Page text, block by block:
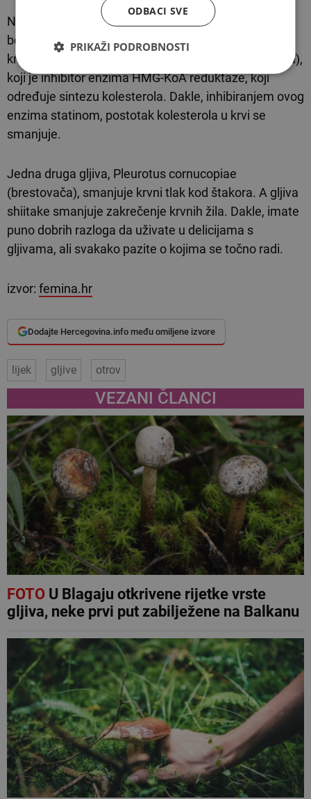
Neke vrste gljiva također štite i od kardiovaskularnih
bolesti, kao npr. gljiva Pleurotus eryngii (Poljska
krivonoška). Ta gljiva vrši sintezu mevinolina (statina),
koji je inhibitor enzima HMG-KoA reduktaze, koji
određuje sintezu kolesterola. Dakle, inhibiranjem ovog
enzima statinom, postotak kolesterola u krvi se
smanjuje.
Jedna druga gljiva, Pleurotus cornucopiae
(brestovača), smanjuje krvni tlak kod štakora. A gljiva
shiitake smanjuje zakrečenje krvnih žila. Dakle, imate
puno dobrih razloga da uživate u delicijama s
gljivama, ali svakako pazite o kojima se točno radi.
izvor: femina.hr
Dodajte Hercegovina.info među omiljene izvore
lijek gljive otrov
VEZANI ČLANCI
FOTOU Blagaju otkrivene rijetke vrste
gljiva, neke prvi put zabilježene na Balkanu
ODBACI SVE
PRIKAŽI PODROBNOSTI